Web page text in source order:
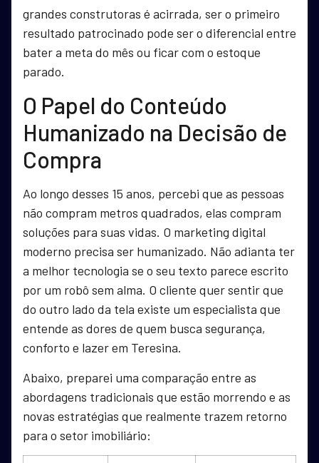
grandes construtoras é acirrada, ser o primeiro
resultado patrocinado pode ser o diferencial entre
bater a meta do mês ou ficar com o estoque
parado.
O Papel do Conteúdo
Humanizado na Decisão de
Compra
Ao longo desses 15 anos, percebi que as pessoas
não compram metros quadrados, elas compram
soluções para suas vidas. O marketing digital
moderno precisa ser humanizado. Não adianta ter
a melhor tecnologia se o seu texto parece escrito
por um robô sem alma. O cliente quer sentir que
do outro lado da tela existe um especialista que
entende as dores de quem busca segurança,
conforto e lazer em Teresina.
Abaixo, preparei uma comparação entre as
abordagens tradicionais que estão morrendo e as
novas estratégias que realmente trazem retorno
para o setor imobiliário: